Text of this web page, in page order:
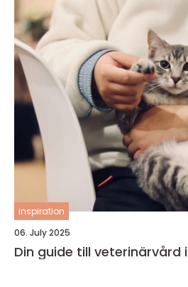
inspiration
06. July 2025
Din guide till veterinärvård